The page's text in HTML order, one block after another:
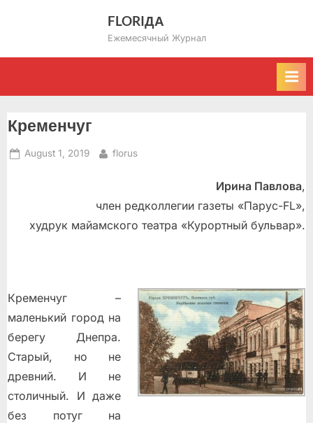
FLORIДА
Ежемесячный Журнал
Кременчуг
Posted
August 1, 2019 By
florus
Ирина Павлова,
член редколлегии газеты «Парус-FL»,
худрук майамского театра «Курортный бульвар».
Кременчуг –
маленький город на
берегу Днепра.
Старый, но не
древний. И не
столичный. И даже
без потуг на